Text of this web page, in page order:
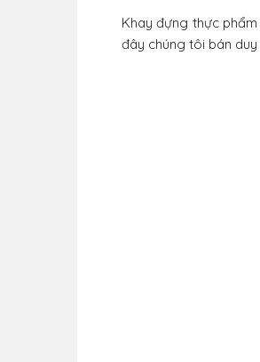
Khay đựng thực
đây chúng tôi bán duy